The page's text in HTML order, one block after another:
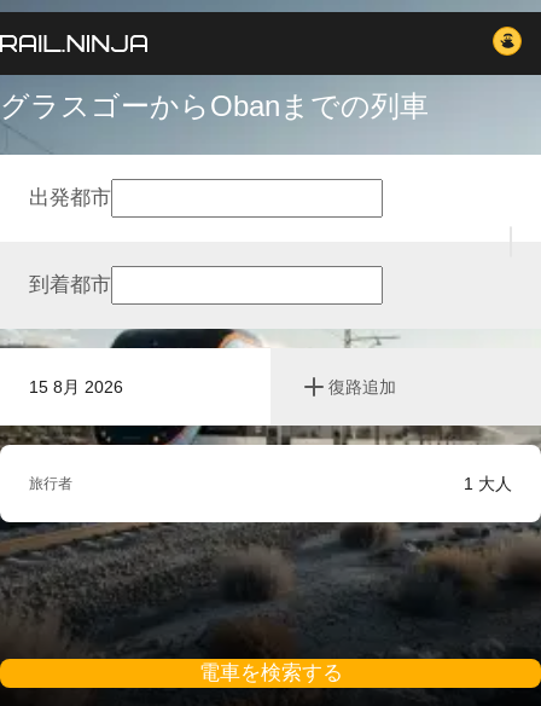
グラスゴーからObanまでの列車
15 8月 2026 復路追加
出発都市
到着都市
旅行者 1 大人
電車を検索する